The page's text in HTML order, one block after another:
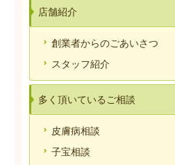
店舗紹介
創業者からのごあいさつ
スタッフ紹介
多く頂いているご相談
皮膚病相談
子宝相談